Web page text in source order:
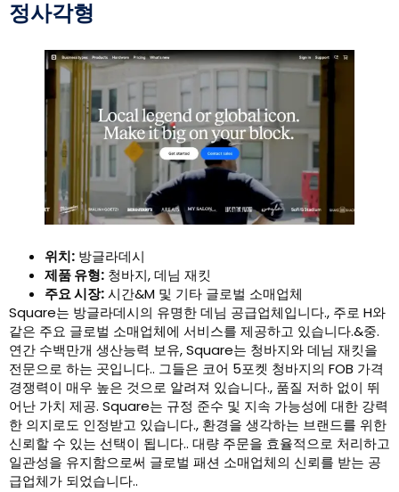
정사각형
위치: 방글라데시
제품 유형: 청바지, 데님 재킷
주요 시장:시간&M 및 기타 글로벌 소매업체
Square는 방글라데시의 유명한 데님 공급업체입니다., 주로 H와
같은 주요 글로벌 소매업체에 서비스를 제공하고 있습니다.&중.
연간 수백만개 생산능력 보유, Square는 청바지와 데님 재킷을
전문으로 하는 곳입니다.. 그들은 코어 5포켓 청바지의 FOB 가격
경쟁력이 매우 높은 것으로 알려져 있습니다., 품질 저하 없이 뛰
어난 가치 제공. Square는 규정 준수 및 지속 가능성에 대한 강력
한 의지로도 인정받고 있습니다., 환경을 생각하는 브랜드를 위한
신뢰할 수 있는 선택이 됩니다.. 대량 주문을 효율적으로 처리하고
일관성을 유지함으로써 글로벌 패션 소매업체의 신뢰를 받는 공
급업체가 되었습니다..